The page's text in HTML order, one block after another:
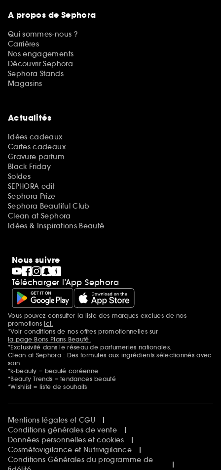
A propos de Sephora
Qui sommes-nous ?
Carrières
Nos engagements
Découvrir Sephora
Sephora Stands
Magasins
Actualités
Idées cadeaux
Cartes cadeaux
Gravure parfum
Black Friday
Soldes
SEPHORA edit
Sephora Prize
Sephora Beautiful Club
Clean at Sephora
Idées & Inspirations Beauté
Nous suivre
Télécharger l’App Sephora
Mentions additionnelles
Vous pouvez consulter la liste des marques exclues de nos
promotionsici.
*Voir conditions de nos offres promotionnelles sur
la page Bons Plans Beauté.
*Exclusivité dans le réseau de parfumeries nationales.
Clean at Sephora : Des formules aux ingrédients sélectionnés avec
soin
*k-beauty = beauté coréenne
*Beauty Trends = tendances beauté
*Wishlist = liste de souhaits
Mentions légales et CGU
Conditions générales de vente
Données personnelles et cookies
Cosmétovigilance et Nutrivigilance
Conditions Générales du programme de